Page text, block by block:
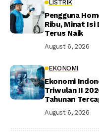
LISTRIK
Pengguna
Ribu, Minat Isi
Terus Naik
August 6, 2026
EKONOMI
Ekonomi
Triwulan II
Tahunan
August 6, 2026